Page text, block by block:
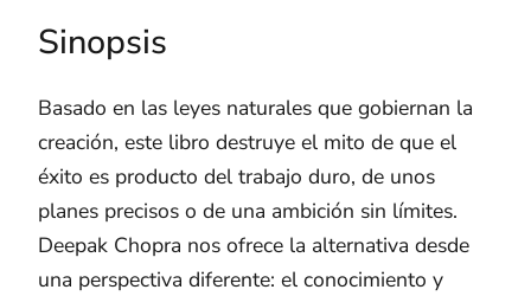
Sinopsis
Basado en las leyes naturales que gobiernan la
creación, este libro destruye el mito de que el
éxito es producto del trabajo duro, de unos
planes precisos o de una ambición sin límites.
Deepak Chopra nos ofrece la alternativa desde
una perspectiva diferente: el conocimiento y